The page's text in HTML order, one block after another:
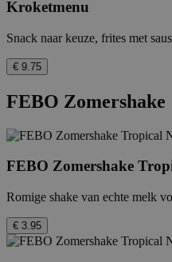
Kroketmenu
Snack naar keuze, frites met
€ 9.75
FEBO Zomershake
FEBO Zomershake
Romige shake van echte melk
€ 3.95